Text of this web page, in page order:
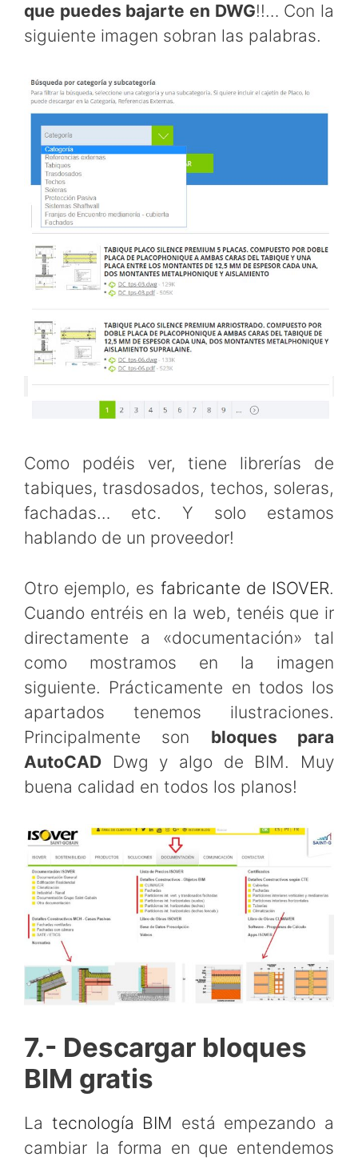
que puedes bajarte en DWG!!… Con la
siguiente imagen sobran las palabras.
Como podéis ver, tiene librerías de
tabiques, trasdosados, techos, soleras,
fachadas… etc. Y solo estamos
hablando de un proveedor!
Otro ejemplo, es fabricante de ISOVER.
Cuando entréis en la web, tenéis que ir
directamente a «documentación» tal
como mostramos en la imagen
siguiente. Prácticamente en todos los
apartados tenemos ilustraciones.
Principalmente son bloques para
AutoCAD Dwg y algo de BIM. Muy
buena calidad en todos los planos!
7.- Descargar bloques
BIM gratis
La tecnología BIM está empezando a
cambiar la forma en que entendemos